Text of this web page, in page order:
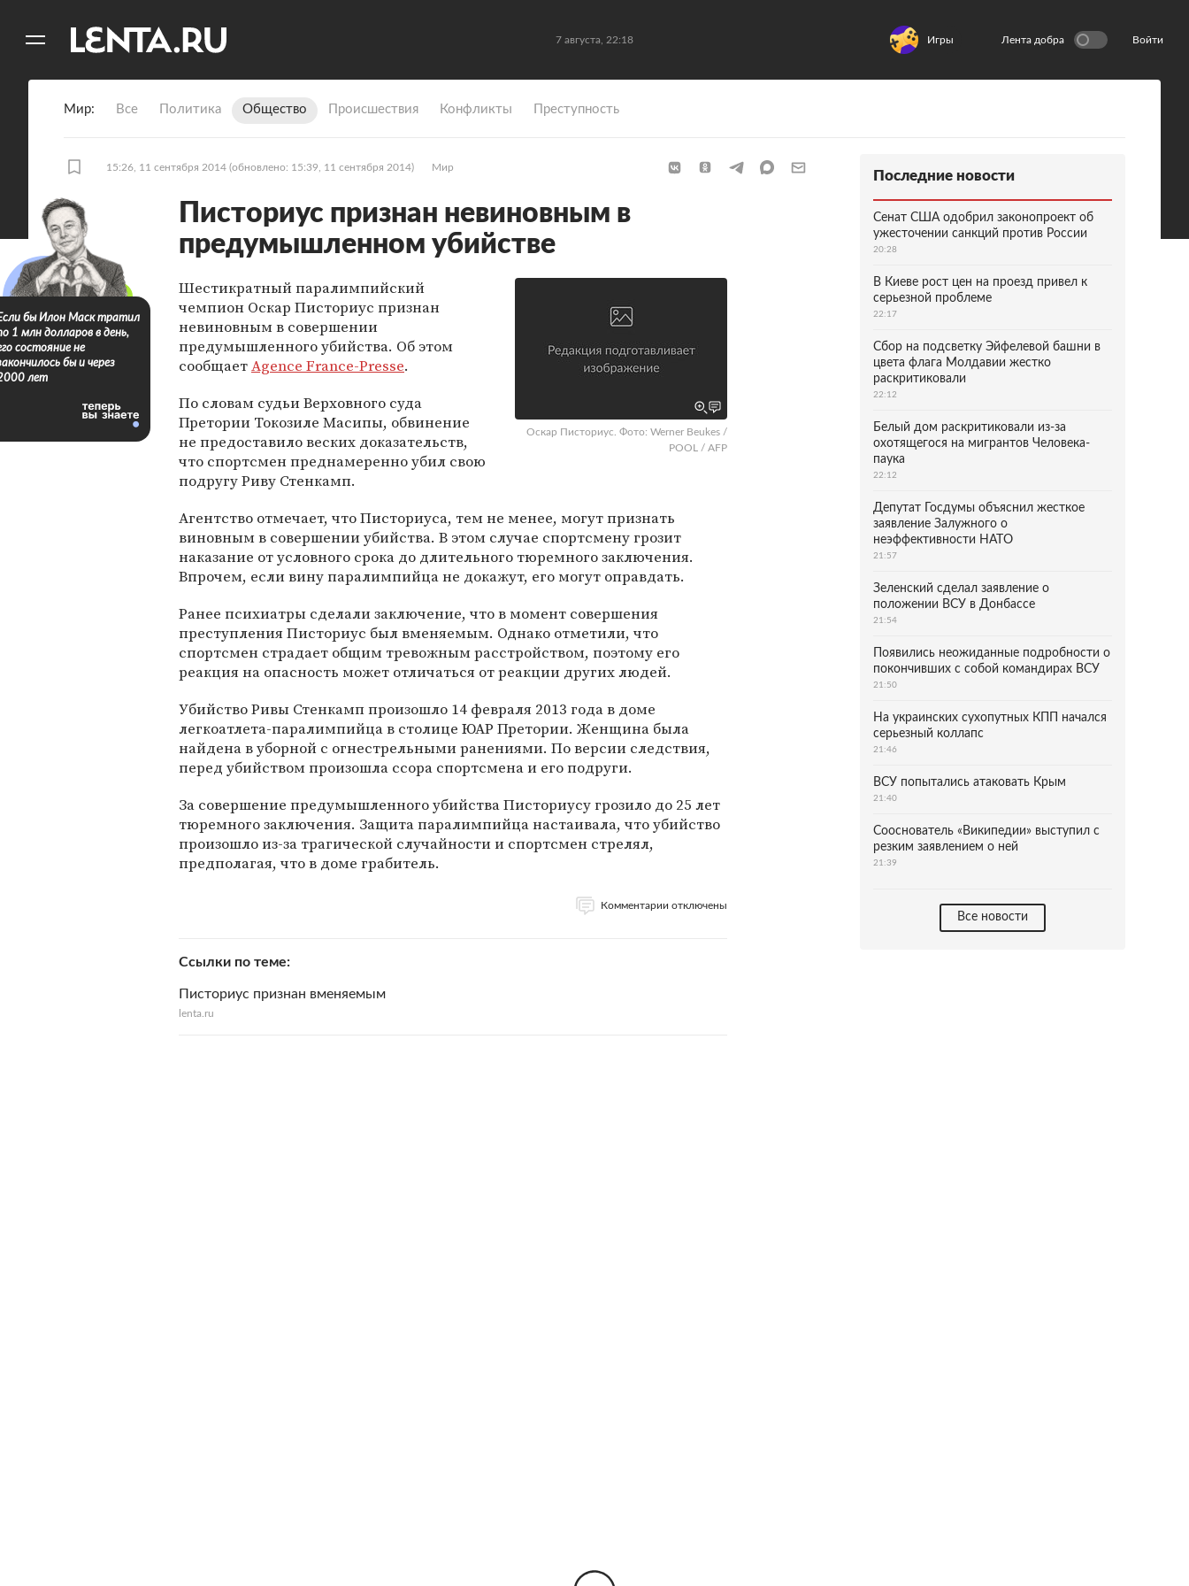
7 августа, 22:18 Игры Лента добра Войти
Мир Все Политика Общество Происшествия Конфликты Преступность
15:26, 11 сентября 2014 (обновлено: 15:39, 11 сентября 2014) Мир
Писториус признан невиновным в
предумышленном убийстве
Оскар Писториус. Фото: Werner Beukes /
POOL / AFP
Шестикратный паралимпийский
чемпион Оскар Писториус признан
невиновным в совершении
предумышленного убийства. Об этом
сообщаетAgence France-Presse.
По словам судьи Верховного суда
Претории Токозиле Масипы, обвинение
не предоставило веских доказательств,
что спортсмен преднамеренно убил свою
подругу Риву Стенкамп.
Агентство отмечает, что Писториуса, тем не менее, могут признать
виновным в совершении убийства. В этом случае спортсмену грозит
наказание от условного срока до длительного тюремного заключения.
Впрочем, если вину паралимпийца не докажут, его могут оправдать.
Ранее психиатры сделали заключение, что в момент совершения
преступления Писториус был вменяемым. Однако отметили, что
спортсмен страдает общим тревожным расстройством, поэтому его
реакция на опасность может отличаться от реакции других людей.
Убийство Ривы Стенкамп произошло 14 февраля 2013 года в доме
легкоатлета-паралимпийца в столице ЮАР Претории. Женщина была
найдена в уборной с огнестрельными ранениями. По версии следствия,
перед убийством произошла ссора спортсмена и его подруги.
За совершение предумышленного убийства Писториусу грозило до 25 лет
тюремного заключения. Защита паралимпийца настаивала, что убийство
произошло из-за трагической случайности и спортсмен стрелял,
предполагая, что в доме грабитель.
Комментарии отключены
Ссылки по теме
Писториус признан вменяемым
lenta.ru
бы Илон Маск тратил
1 млн долларов в день,
состояние не
бы и через
лет
Последние новости
Сенат США одобрил законопроект об
ужесточении санкций против России
20:28
В Киеве рост цен на проезд привел к
серьезной проблеме
22:17
Сбор на подсветку Эйфелевой башни в
цвета флага Молдавии жестко
раскритиковали
22:12
Белый дом раскритиковали из-за
охотящегося на мигрантов Человека-
паука
22:12
Депутат Госдумы объяснил жесткое
заявление Залужного о
неэффективности НАТО
21:57
Зеленский сделал заявление о
положении ВСУ в Донбассе
21:54
Появились неожиданные подробности о
покончивших с собой командирах ВСУ
21:50
На украинских сухопутных КПП начался
серьезный коллапс
21:46
ВСУ попытались атаковать Крым
21:40
Сооснователь «Википедии» выступил с
резким заявлением о ней
21:39
Все новости